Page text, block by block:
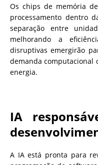
Os chips de memória
processamento dentro
separação entre
melhorando a
disruptivas emergirão
demanda computacional
energia.
IA
A IA está pronta para